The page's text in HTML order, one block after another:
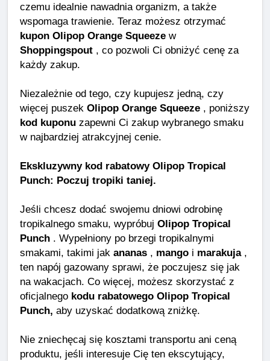
czemu idealnie nawadnia organizm, a także
wspomaga trawienie. Teraz możesz otrzymać
kupon Olipop Orange Squeeze w
Shoppingspout , co pozwoli Ci obniżyć cenę za
każdy zakup.
Niezależnie od tego, czy kupujesz jedną, czy
więcej puszek Olipop Orange Squeeze , poniższy
kod kuponu zapewni Ci zakup wybranego smaku
w najbardziej atrakcyjnej cenie.
Ekskluzywny kod rabatowy Olipop Tropical
Punch: Poczuj tropiki taniej.
Jeśli chcesz dodać swojemu dniowi odrobinę
tropikalnego smaku, wypróbuj Olipop Tropical
Punch . Wypełniony po brzegi tropikalnymi
smakami, takimi jak ananas , mango i marakuja,
ten napój gazowany sprawi, że poczujesz się jak
na wakacjach. Co więcej, możesz skorzystać z
oficjalnego kodu rabatowego Olipop Tropical
Punch, aby uzyskać dodatkową zniżkę.
Nie zniechęcaj się kosztami transportu ani ceną
produktu, jeśli interesuje Cię ten ekscytujący,